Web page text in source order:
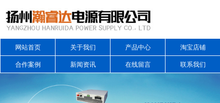
网站首页 关于我们 产品中心 淘宝店铺
合作案例 新闻资讯 在线留言 联系我们